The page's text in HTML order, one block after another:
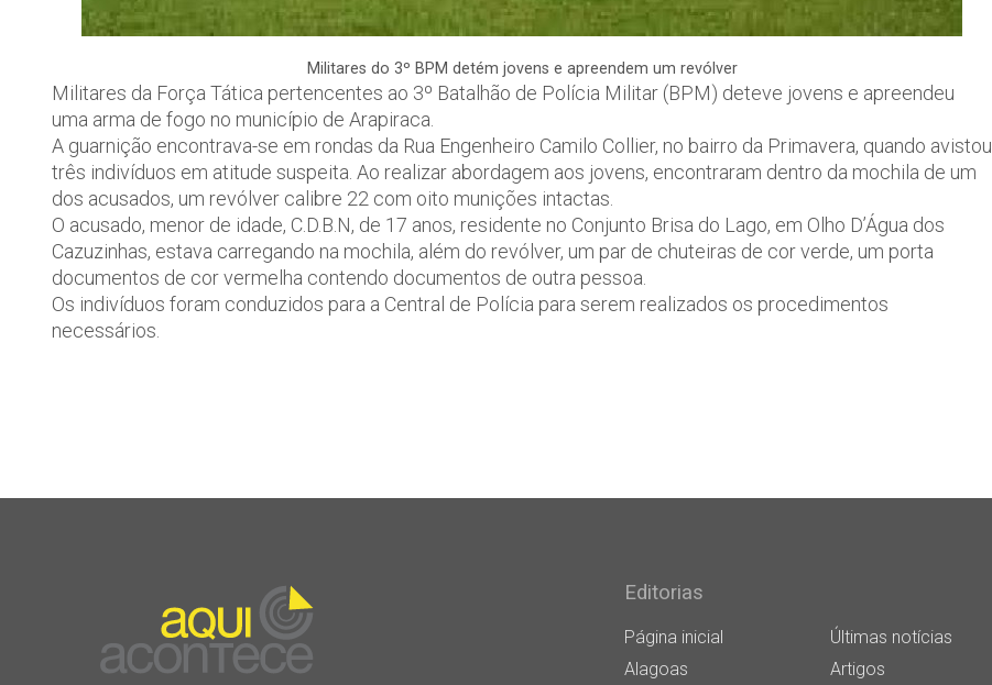
Militares do 3º BPM detém jovens e apreendem um revólver
Militares da Força Tática pertencentes ao 3º Batalhão de Polícia Militar (BPM) deteve jovens e apreendeu
uma arma de fogo no município de Arapiraca.
A guarnição encontrava-se em rondas da Rua Engenheiro Camilo Collier, no bairro da Primavera, quando avistou
três indivíduos em atitude suspeita. Ao realizar abordagem aos jovens, encontraram dentro da mochila de um
dos acusados, um revólver calibre 22 com oito munições intactas.
O acusado, menor de idade, C.D.B.N, de 17 anos, residente no Conjunto Brisa do Lago, em Olho D’Água dos
Cazuzinhas, estava carregando na mochila, além do revólver, um par de chuteiras de cor verde, um porta
documentos de cor vermelha contendo documentos de outra pessoa.
Os indivíduos foram conduzidos para a Central de Polícia para serem realizados os procedimentos
necessários.
Editorias
Página inicial
Últimas notícias
Alagoas
Artigos